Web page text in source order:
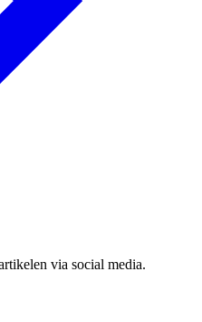
via social media.